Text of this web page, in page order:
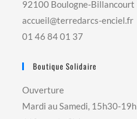
92100 Boulogne-Billancourt
accueil@terredarcs-enciel.fr
01 46 84 01 37
Boutique Solidaire
Ouverture
Mardi au Samedi, 15h30-19h